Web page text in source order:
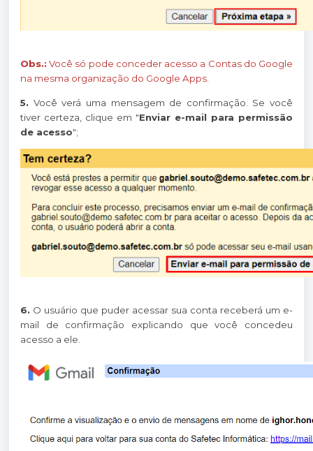
Obs.: Você só pode conceder acesso a Contas do Google
na mesma organização do Google Apps.
5. Você verá uma mensagem de confirmação. Se você
tiver certeza, clique em "Enviar e-mail para permissão
de acesso";
6. O usuário que puder acessar sua conta receberá um e-
mail de confirmação explicando que você concedeu
acesso a ele.